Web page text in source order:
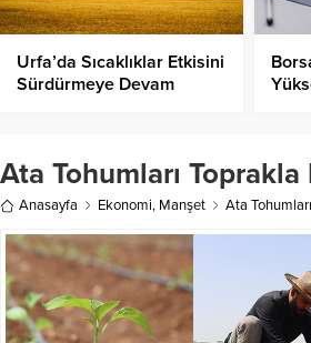
Urfa’da Sıcaklıklar Etkisini
Sürdürmeye Devam
Ata Tohumları
Anasayfa Ekonomi, Manşet Ata